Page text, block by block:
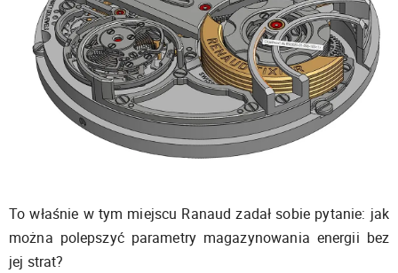
To właśnie w tym miejscu Ranaud zadał sobie pytanie: jak
można polepszyć parametry magazynowania energii bez
jej strat?